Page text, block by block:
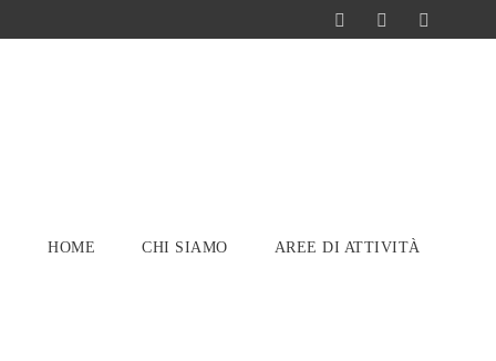
HOME CHI SIAMO AREE DI ATTIVITÀ